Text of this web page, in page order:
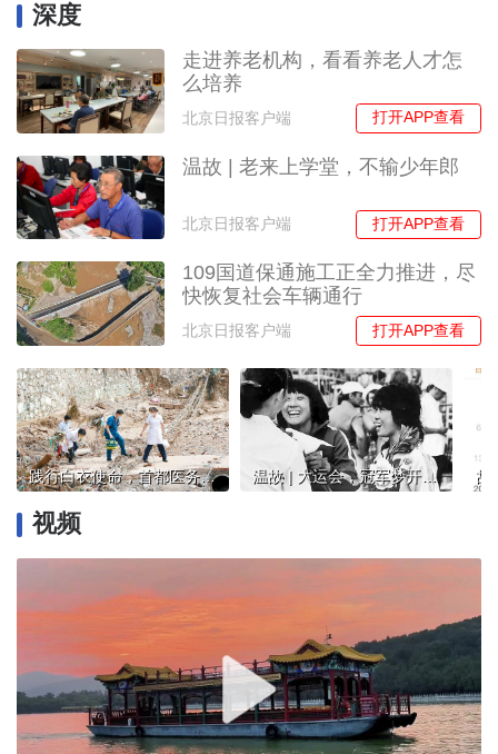
深度
走进养老机构，看看养老人才怎
么培养
北京日报客户端 打开APP查看
温故 | 老来上学堂，不输少年郎
北京日报客户端 打开APP查看
109国道保通施工正全力推进，尽
快恢复社会车辆通行
北京日报客户端 打开APP查看
践行白衣使命，首都医务工作者风雨兼程、步履不停！ 温故 | 大运会，冠军梦开始的地方
视频